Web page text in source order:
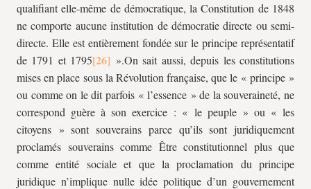
qualifiant elle-même de démocratique, la Constitution de 1848
ne comporte aucune institution de démocratie directe ou semi-
directe. Elle est entièrement fondée sur le principe représentatif
de 1791 et 1795
».On sait aussi, depuis les constitutions
mises en place sous la Révolution française, que le « principe »
ou comme on le dit parfois « l’essence » de la souveraineté, ne
correspond guère à son exercice : « le peuple » ou « les
citoyens » sont souverains parce qu’ils sont juridiquement
proclamés souverains comme Être constitutionnel plus que
comme entité sociale et que la proclamation du principe
juridique n’implique nulle idée politique d’un gouvernement